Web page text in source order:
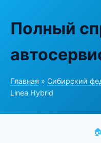
Полный
Главная » Сибирский
Linea Hybrid